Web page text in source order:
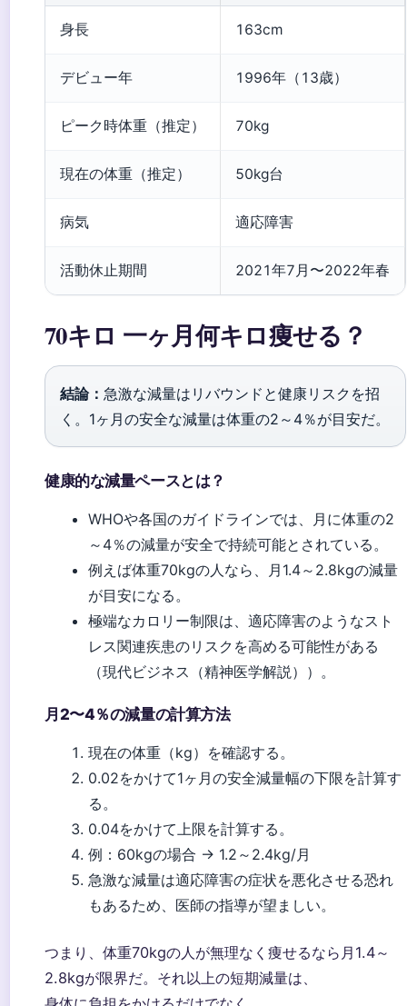
身長 163cm
デビュー年 1996年（13歳）
ピーク時体重（推定） 70kg
現在の体重（推定） 50kg台
病気 適応障害
活動休止期間 2021年7月〜2022年春
70キロ 一ヶ月何キロ痩せる？
結論： 急激な減量はリバウンドと健康リスクを招
く。1ヶ月の安全な減量は体重の2～4％が目安だ。
健康的な減量ペースとは？
WHOや各国のガイドラインでは、月に体重の2
～4％の減量が安全で持続可能とされている。
例えば体重70kgの人なら、月1.4～2.8kgの減量
が目安になる。
極端なカロリー制限は、適応障害のようなスト
レス関連疾患のリスクを高める可能性がある
（現代ビジネス（精神医学解説） ）。
月2〜4％の減量の計算方法
現在の体重（kg）を確認する。
0.02をかけて1ヶ月の安全減量幅の下限を計算す
る。
0.04をかけて上限を計算する。
例：60kgの場合 → 1.2～2.4kg/月
急激な減量は適応障害の症状を悪化させる恐れ
もあるため、医師の指導が望ましい。
つまり、体重70kgの人が無理なく痩せるなら月1.4～
2.8kgが限界だ。それ以上の短期減量は、